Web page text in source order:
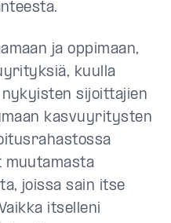
ja oppimaan,
kuulla
sijoittajien
kasvuyritysten
muutamasta
joissa sain itse
itselleni